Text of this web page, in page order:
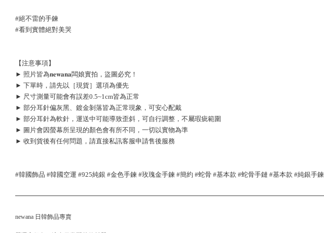
#絕不雷的手鍊
#看到實體絕對美哭
【注意事項】
► 照片皆為𝐧𝐞𝐰𝐚𝐧𝐚闆娘實拍，盜圖必究！
► 下單時，請先以［現貨］選項為優先
► 尺寸測量可能會有誤差0.5~1cm皆為正常
► 部分耳針偏灰黑、鍍金剝落皆為正常現象，可安心配戴
► 部分耳針為軟針，運送中可能導致歪斜，可自行調整，不屬瑕疵範圍
► 圖片會因螢幕所呈現的顏色會有所不同，一切以實物為準
► 收到貨後有任何問題，請直接私訊客服申請售後服務
#韓國飾品 #韓國空運 #925純銀 #金色手鍊 #玫瑰金手鍊 #簡約 #蛇骨 #基本款 #蛇骨手鏈 #基本款 #純銀手鍊
newana 日韓飾品專賣